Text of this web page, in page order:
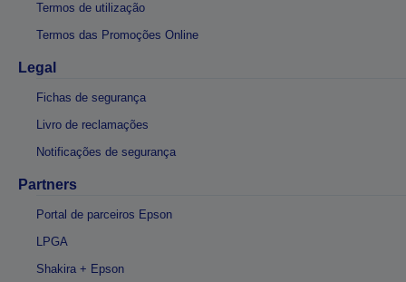
Termos de utilização
Termos das Promoções Online
Legal
Fichas de segurança
Livro de reclamações
Notificações de segurança
Partners
Portal de parceiros Epson
LPGA
Shakira + Epson